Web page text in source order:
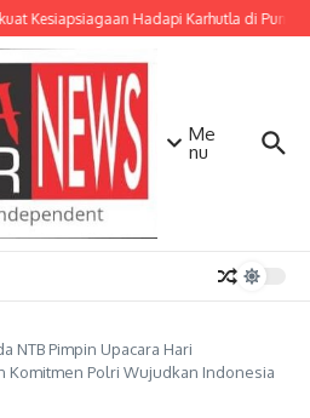
Kesiapsiagaan Hadapi Karhutla di Puncak
Me
nu
NTB Pimpin Upacara Hari
Komitmen Polri Wujudkan Indonesia